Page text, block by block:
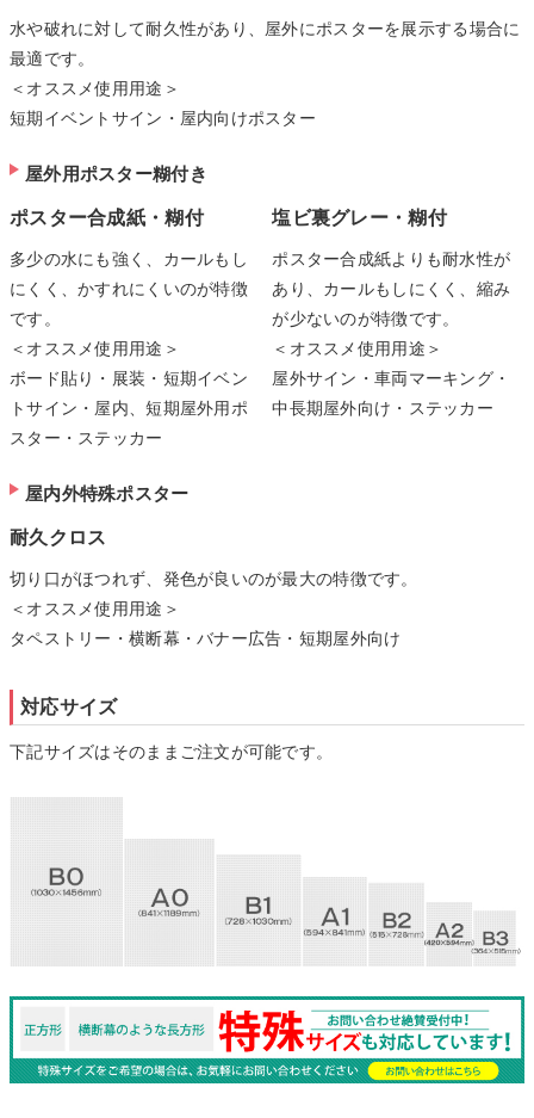
水や破れに対して耐久性があり、屋外にポスターを展示する場合に
最適です。
＜オススメ使用用途＞
短期イベントサイン・屋内向けポスター
屋外用ポスター糊付き
ポスター合成紙・糊付
多少の水にも強く、カールもし
にくく、かすれにくいのが特徴
です。
＜オススメ使用用途＞
ボード貼り・展装・短期イベン
トサイン・屋内、短期屋外用ポ
スター・ステッカー
塩ビ裏グレー・糊付
ポスター合成紙よりも耐水性が
あり、カールもしにくく、縮み
が少ないのが特徴です。
＜オススメ使用用途＞
屋外サイン・車両マーキング・
中長期屋外向け・ステッカー
屋内外特殊ポスター
耐久クロス
切り口がほつれず、発色が良いのが最大の特徴です。
＜オススメ使用用途＞
タペストリー・横断幕・バナー広告・短期屋外向け
対応サイズ
下記サイズはそのままご注文が可能です。